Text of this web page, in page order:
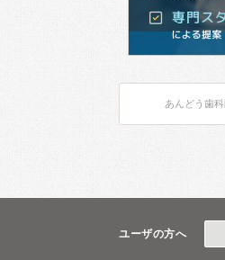
あんどう歯
ユーザの方へ